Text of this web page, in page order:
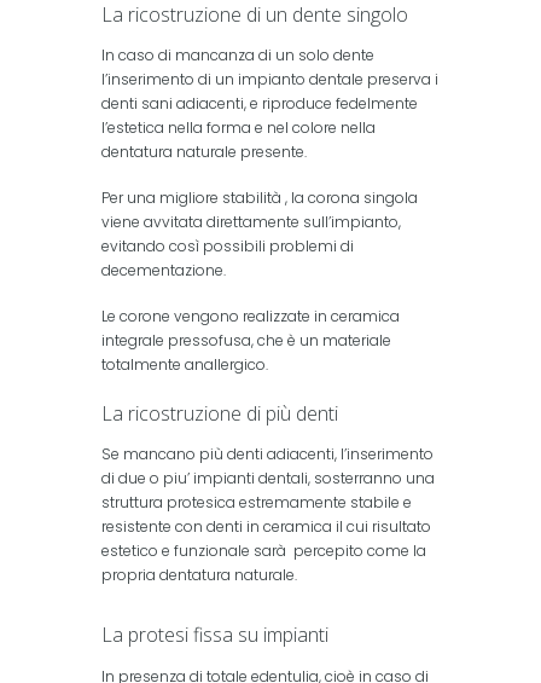
La ricostruzione di un dente singolo
In caso di mancanza di un solo dente
l’inserimento di un impianto dentale preserva i
denti sani adiacenti, e riproduce fedelmente
l’estetica nella forma e nel colore nella
dentatura naturale presente.
Per una migliore stabilità , la corona singola
viene avvitata direttamente sull’impianto,
evitando così possibili problemi di
decementazione.
Le corone vengono realizzate in ceramica
integrale pressofusa, che è un materiale
totalmente anallergico.
La ricostruzione di più denti
Se mancano più denti adiacenti, l’inserimento
di due o piu’ impianti dentali, sosterranno una
struttura protesica estremamente stabile e
resistente con denti in ceramica il cui risultato
estetico e funzionale sarà percepito come la
propria dentatura naturale.
La protesi fissa su impianti
In presenza di totale edentulia, cioè in caso di